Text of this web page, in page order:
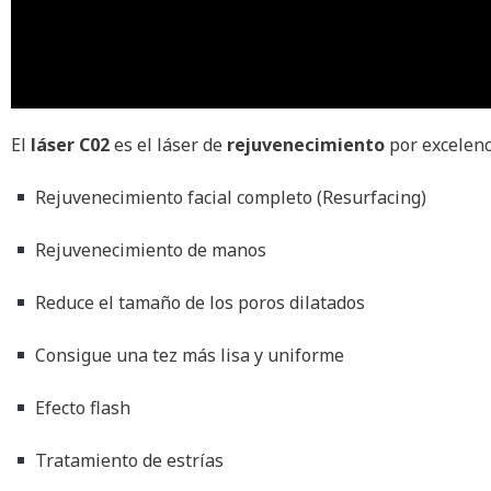
El láser C02es el láser de rejuvenecimiento por
Rejuvenecimiento facial completo (Resurfacing)
Rejuvenecimiento de manos
Reduce el tamaño de los poros dilatados
Consigue una tez más lisa y uniforme
Efecto flash
Tratamiento de estrías